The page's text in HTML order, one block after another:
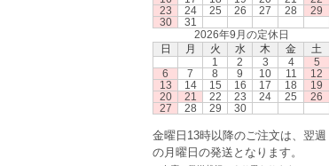
23
24 25 26 27 28
29
30
31
2026年9月の定休日
日
月 火 水 木 金
土
1
2 3 4
5
6
7 8 9 10 11
12
13
14 15 16 17 18
19
20
21 22 23 24 25
26
27
28 29 30
金曜日13時以降のご注文は、翌週
の月曜日の発送となります。